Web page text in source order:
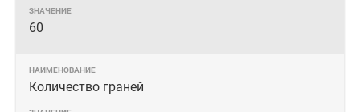
60
Количество граней